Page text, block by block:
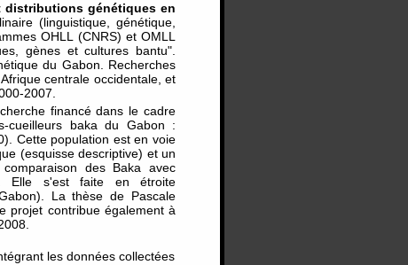
génétiques en
(linguistique, génétique,
OHLL (CNRS) et OMLL
gènes et cultures bantu".
du Gabon. Recherches
centrale occidentale, et
2007.
financé dans le cadre
cueilleurs baka du Gabon :
Cette population est en voie
(esquisse descriptive) et un
des Baka avec
Elle s'est faite en étroite
La thèse de Pascale
projet contribue également à
les données collectées